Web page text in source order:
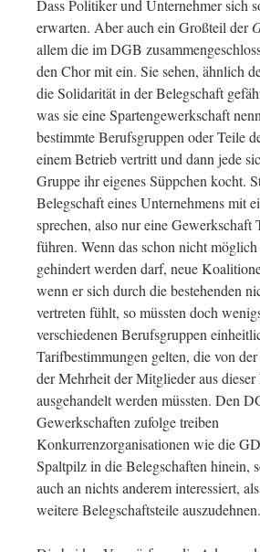
Dass Politiker und Unternehmer sich
erwarten. Aber auch ein Großteil der
allem die im DGB
den Chor mit ein. Sie sehen, ähnlich
die Solidarität in der Belegschaft
was sie eine Spartengewerkschaft
bestimmte Berufsgruppen oder Teile
einem Betrieb vertritt und dann jede
Gruppe ihr eigenes Süppchen kocht.
Belegschaft eines Unternehmens mit
sprechen, also nur eine Gewerkschaft
führen. Wenn das schon nicht
gehindert werden darf, neue
wenn er sich durch die bestehenden
vertreten fühlt, so müssten doch
verschiedenen Berufsgruppen
Tarifbestimmungen gelten, die von
der Mehrheit der Mitglieder aus
ausgehandelt werden müssten. Den
Gewerkschaften zufolge treiben
Konkurrenzorganisationen wie die
Spaltpilz in die Belegschaften hinein,
auch an nichts anderem interessiert,
weitere Belegschaftsteile auszudehnen.